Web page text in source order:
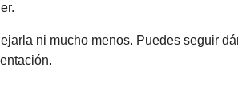
ni mucho menos. Puedes seguir